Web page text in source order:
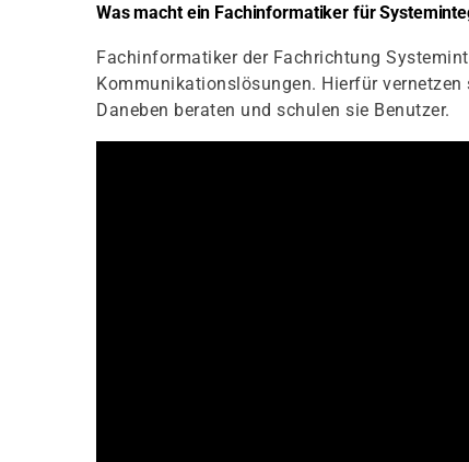
Was macht ein Fachinformatiker für
Fachinformatiker der Fachrichtung
Kommunikationslösungen. Hierfür
Daneben beraten und schulen sie Benutzer.